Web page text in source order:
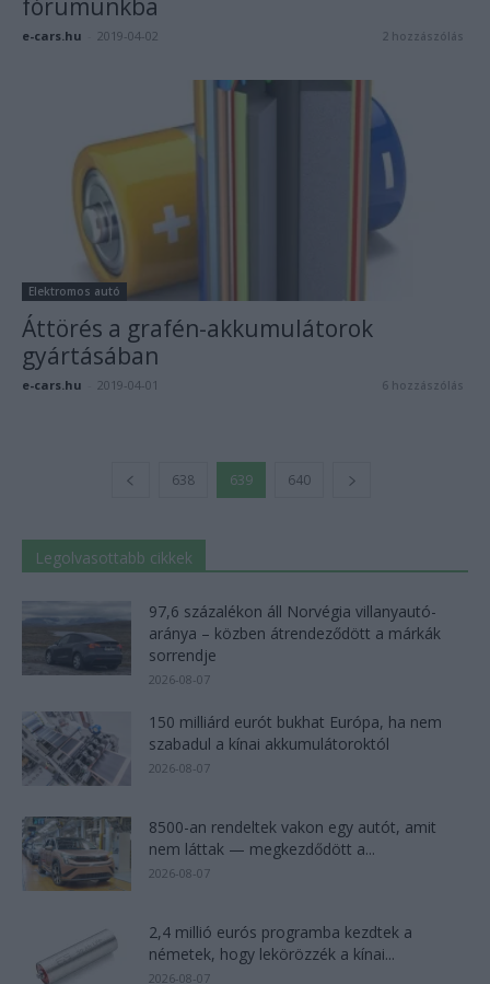
fórumunkba
e-cars.hu 2019-04-02 2 hozzászólás
Elektromos autó
Áttörés a grafén-akkumulátorok
gyártásában
e-cars.hu 2019-04-01 6 hozzászólás
638 639 640
Legolvasottabb cikkek
97,6 százalékon áll Norvégia villanyautó-
aránya – közben átrendeződött a márkák
sorrendje
2026-08-07
150 milliárd eurót bukhat Európa, ha nem
szabadul a kínai akkumulátoroktól
2026-08-07
8500-an rendeltek vakon egy autót, amit
nem láttak — megkezdődött a...
2026-08-07
2,4 millió eurós programba kezdtek a
németek, hogy lekörözzék a kínai...
2026-08-07